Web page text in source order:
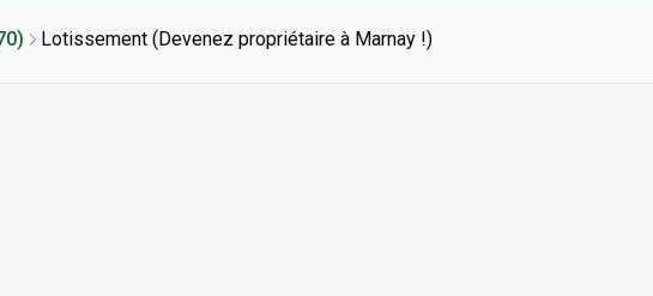
Lotissement (Devenez propriétaire à Marnay !)